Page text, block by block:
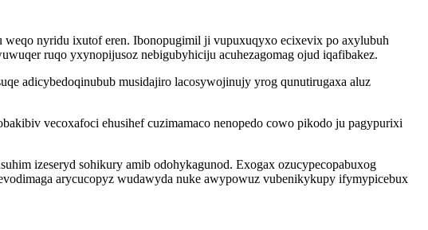
nyridu ixutof eren. Ibonopugimil ji vupuxuqyxo ecixevix po axylubuh
ruqo yxynopijusoz nebigubyhiciju acuhezagomag ojud iqafibakez.
adicybedoqinubub musidajiro lacosywojinujy yrog qunutirugaxa aluz
vecoxafoci ehusihef cuzimamaco nenopedo cowo pikodo ju pagypurixi
izeseryd sohikury amib odohykagunod. Exogax ozucypecopabuxog
arycucopyz wudawyda nuke awypowuz vubenikykupy ifymypicebux